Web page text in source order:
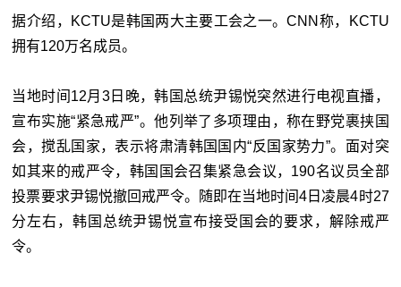
据介绍，KCTU是韩国两大主要工会之一。CNN称，KCTU
拥有120万名成员。
当地时间12月3日晚，韩国总统尹锡悦突然进行电视直播，
宣布实施“紧急戒严”。他列举了多项理由，称在野党裹挟国
会，搅乱国家，表示将肃清韩国国内“反国家势力”。面对突
如其来的戒严令，韩国国会召集紧急会议，190名议员全部
投票要求尹锡悦撤回戒严令。随即在当地时间4日凌晨4时27
分左右，韩国总统尹锡悦宣布接受国会的要求，解除戒严
令。